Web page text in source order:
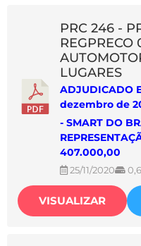
PRC 246 -
LUGARES
ADJUDICADO
dezembro de
- SMART DO
407.000,00
25/11/2020
VISUALIZAR